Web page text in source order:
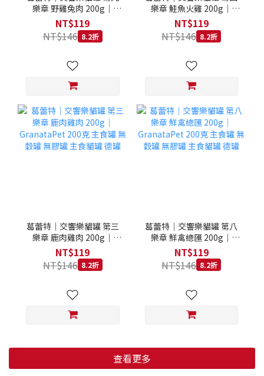
樂章 野雞兔肉 200g｜
GranataPet 200克 主食罐
無穀罐 無膠罐 主食貓罐 德
罐
NT$119
NT$146 8.2折
樂章 鮭魚火雞 200g｜
GranataPet 200克 主食罐
無穀罐 無膠罐 主食貓罐 德
罐
NT$119
NT$146 8.2折
葛蕾特｜交響樂貓罐 第三
樂章 鹿肉雞肉 200g｜
GranataPet 200克 主食罐
無穀罐 無膠罐 主食貓罐 德
罐
NT$119
NT$146 8.2折
葛蕾特｜交響樂貓罐 第八
樂章 鮮禽總匯 200g｜
GranataPet 200克 主食罐
無穀罐 無膠罐 主食貓罐 德
罐
NT$119
NT$146 8.2折
查看更多